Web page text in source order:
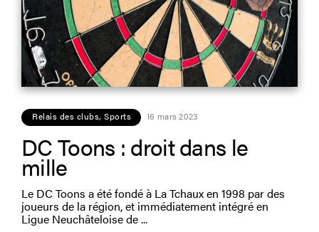
Relais des clubs, Sports 16 mars 2023
DC Toons : droit dans le
mille
Le DC Toons a été fondé à La Tchaux en 1998 par des
joueurs de la région, et immédiatement intégré en
Ligue Neuchâteloise de